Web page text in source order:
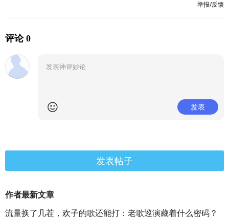
举报/反馈
评论 0
发表
发表帖子
作者最新文章
流量换了几茬，欢子的歌还能打：老歌巡演藏着什么密码？